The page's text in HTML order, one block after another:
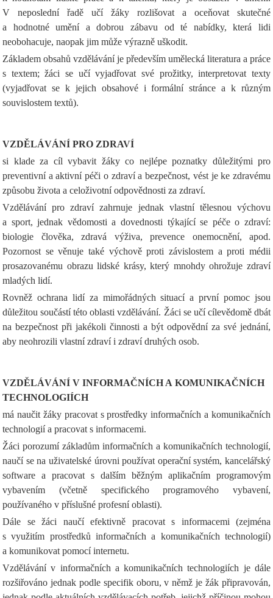
V neposlední řadě učí žáky rozlišovat a oceňovat skutečné
a hodnotné umění a dobrou zábavu od té nabídky, která lidi
neobohacuje, naopak jim může výrazně uškodit.
Základem obsahů vzdělávání je především umělecká literatura a práce
s textem; žáci se učí vyjadřovat své prožitky, interpretovat texty
(vyjadřovat se k jejich obsahové i formální stránce a k různým
souvislostem textů).
VZDĚLÁVÁNÍ PRO ZDRAVÍ
si klade za cíl vybavit žáky co nejlépe poznatky důležitými pro
preventivní a aktivní péči o zdraví a bezpečnost, vést je ke zdravému
způsobu života a celoživotní odpovědnosti za zdraví.
Vzdělávání pro zdraví zahrnuje jednak vlastní tělesnou výchovu
a sport, jednak vědomosti a dovednosti týkající se péče o zdraví:
biologie člověka, zdravá výživa, prevence onemocnění, apod.
Pozornost se věnuje také výchově proti závislostem a proti médii
prosazovanému obrazu lidské krásy, který mnohdy ohrožuje zdraví
mladých lidí.
Rovněž ochrana lidí za mimořádných situací a první pomoc jsou
důležitou součástí této oblasti vzdělávání. Žáci se učí cílevědomě dbát
na bezpečnost při jakékoli činnosti a být odpovědní za své jednání,
aby neohrozili vlastní zdraví i zdraví druhých osob.
VZDĚLÁVÁNÍ V INFORMAČNÍCH A KOMUNIKAČNÍCH
TECHNOLOGIÍCH
má naučit žáky pracovat s prostředky informačních a komunikačních
technologií a pracovat s informacemi.
Žáci porozumí základům informačních a komunikačních technologií,
naučí se na uživatelské úrovni používat operační systém, kancelářský
software a pracovat s dalším běžným aplikačním programovým
vybavením (včetně specifického programového vybavení,
používaného v příslušné profesní oblasti).
Dále se žáci naučí efektivně pracovat s informacemi (zejména
s využitím prostředků informačních a komunikačních technologií)
a komunikovat pomocí internetu.
Vzdělávání v informačních a komunikačních technologiích je dále
rozšiřováno jednak podle specifik oboru, v němž je žák připravován,